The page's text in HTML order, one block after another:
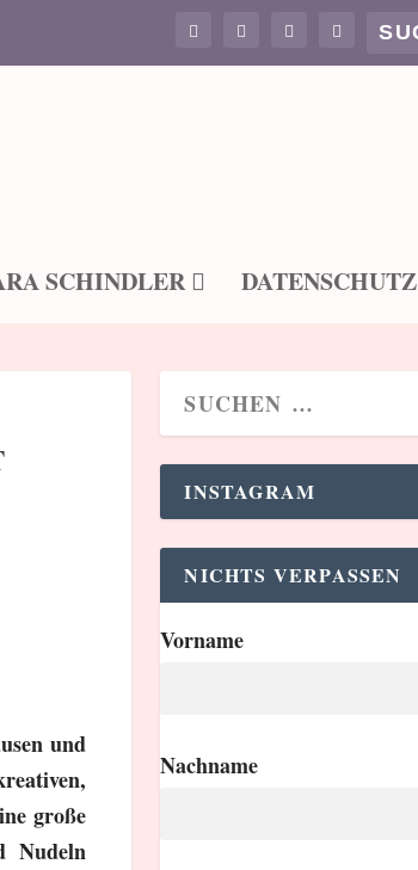
SCHINDLER DATENSCHUTZ
und
große
Nudeln
INSTAGRAM
NICHTS VERPASSEN
Vorname
Nachname